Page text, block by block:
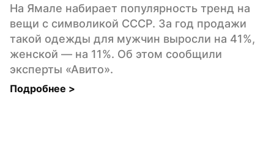
На Ямале набирает популярность тренд на
вещи с символикой СССР. За год продажи
такой одежды для мужчин выросли на 41%,
женской — на 11%. Об этом сообщили
эксперты «Авито».
Подробнее >